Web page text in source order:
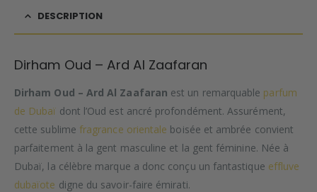
DESCRIPTION
Dirham Oud – Ard Al Zaafaran
Dirham Oud – Ard Al Zaafaran est un remarquable parfum
de Dubaï dont l’Oud est ancré profondément. Assurément,
cette sublime fragrance orientale boisée et ambrée convient
parfaitement à la gent masculine et la gent féminine. Née à
Dubaï, la célèbre marque a donc conçu un fantastique effluve
dubaïote digne du savoir-faire émirati.